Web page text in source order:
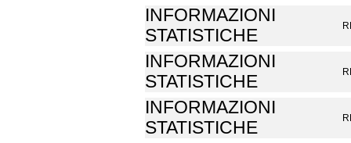
INFORMAZIONI
STATISTICHE
INFORMAZIONI
STATISTICHE
INFORMAZIONI
STATISTICHE